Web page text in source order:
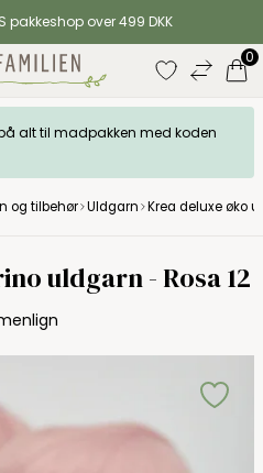
pakkeshop over 499 DKK
0
på alt til madpakken med koden
og tilbehør Uldgarn Krea deluxe øko
uldgarn - Rosa 12